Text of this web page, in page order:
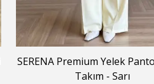
SERENA Premium Yelek
Takım - Sarı